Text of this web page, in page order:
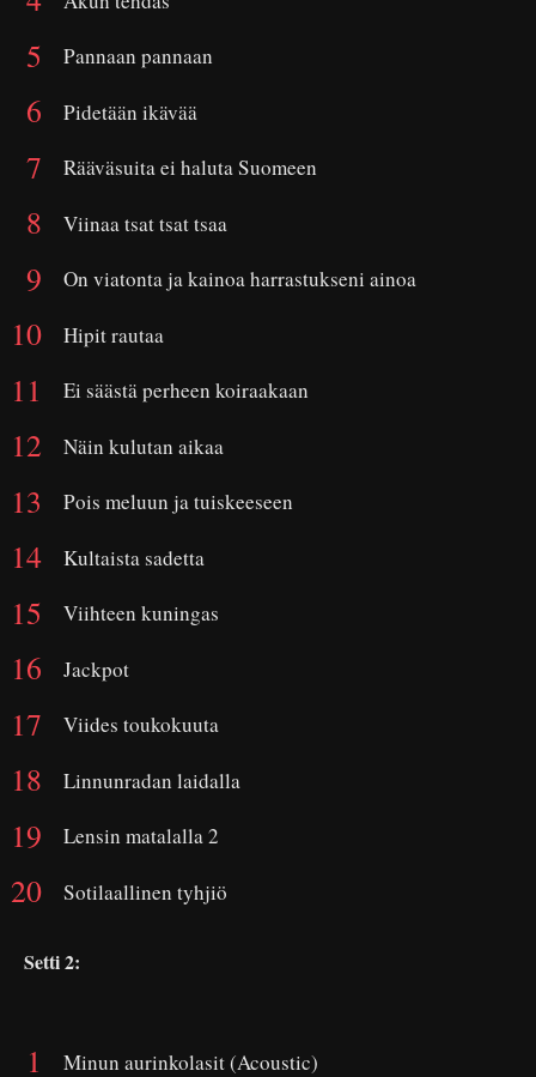
Pannaan pannaan
Pidetään ikävää
Rääväsuita ei haluta Suomeen
Viinaa tsat tsat tsaa
On viatonta ja kainoa harrastukseni ainoa
Hipit rautaa
Ei säästä perheen koiraakaan
Näin kulutan aikaa
Pois meluun ja tuiskeeseen
Kultaista sadetta
Viihteen kuningas
Jackpot
Viides toukokuuta
Linnunradan laidalla
Lensin matalalla 2
Sotilaallinen tyhjiö
Setti 2:
Minun aurinkolasit (Acoustic)